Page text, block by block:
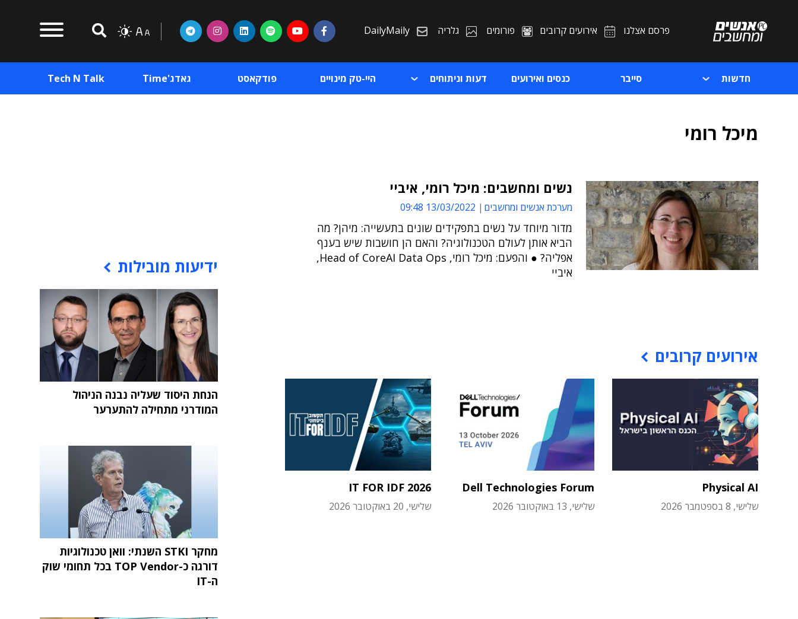
פרסם אצלנו אירועים קרובים פורומים גלריה DailyMaily
חדשות סייבר כנסים ואירועים דעות וניתוחים היי-טק מינויים פודקאסט גאדג'Time Tech N Talk
מיכל רומי
נשים ומחשבים: מיכל רומי, איביי
מערכת אנשים ומחשבים 13/03/2022 09:48
מדור מיוחד על נשים בתפקידים שונים בתעשייה: מיהן? מה
הביא אותן לעולם הטכנולוגיה? והאם הן חושבות שיש בענף
אפליה? ● והפעם: מיכל רומי, Head of CoreAI Data Ops,
איביי
אירועים קרובים
Physical AI
שלישי, 8 בספטמבר 2026
Dell Technologies Forum
שלישי, 13 באוקטובר 2026
IT FOR IDF 2026
שלישי, 20 באוקטובר 2026
ידיעות מובילות
הנחת היסוד שעליה נבנה הניהול
המודרני מתחילה להתערער
מחקר STKI השנתי: וואן טכנולוגיות
דורגה כ-TOP Vendor בכל תחומי שוק
ה-IT